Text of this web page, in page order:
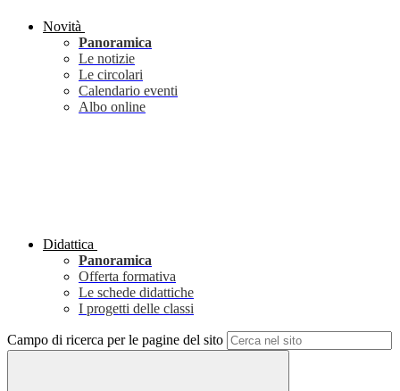
Novità
Panoramica
Le notizie
Le circolari
Calendario eventi
Albo online
Didattica
Panoramica
Offerta formativa
Le schede didattiche
I progetti delle classi
Campo di ricerca per le pagine del sito